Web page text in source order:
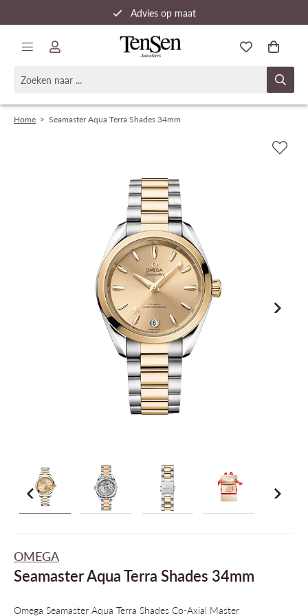
Advies op maat
Snelle verzending
Home > Seamaster Aqua Terra Shades 34mm
OMEGA
Seamaster Aqua Terra Shades 34mm
Omega Seamaster Aqua Terra Shades Co-Axial Master